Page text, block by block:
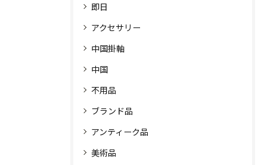
即日
アクセサリー
中国掛軸
中国
不用品
ブランド品
アンティーク品
美術品